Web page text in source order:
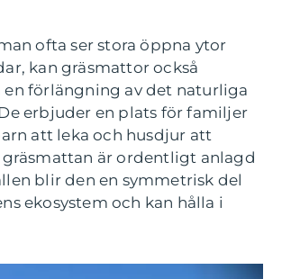
ofta ser stora öppna ytor
kan gräsmattor också
en förlängning av det naturliga
erbjuder en plats för familjer
att leka och husdjur att
gräsmattan är ordentligt anlagd
blir den en symmetrisk del
ekosystem och kan hålla i